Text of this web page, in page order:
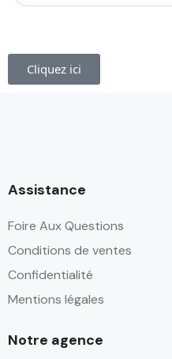
Cliquez ici
Assistance
Foire Aux Questions
Conditions de ventes
Confidentialité
Mentions légales
Notre agence